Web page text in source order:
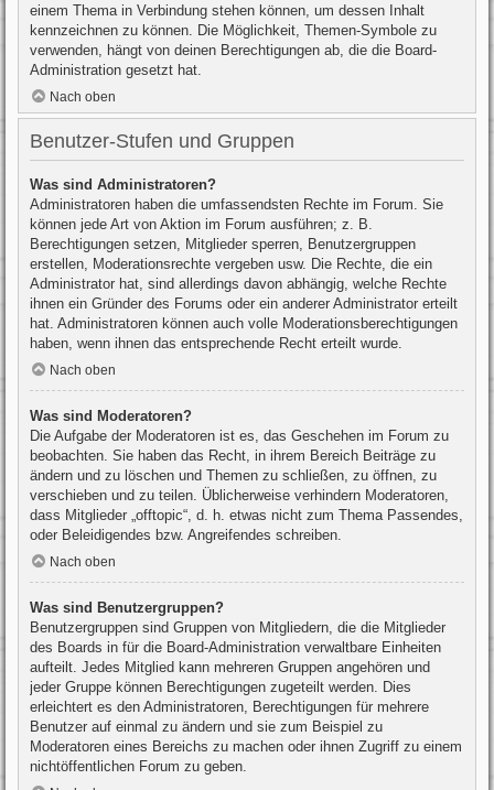
einem Thema in Verbindung stehen können, um dessen Inhalt
kennzeichnen zu können. Die Möglichkeit, Themen-Symbole zu
verwenden, hängt von deinen Berechtigungen ab, die die Board-
Administration gesetzt hat.
Nach oben
Benutzer-Stufen und Gruppen
Was sind Administratoren?
Administratoren haben die umfassendsten Rechte im Forum. Sie
können jede Art von Aktion im Forum ausführen; z. B.
Berechtigungen setzen, Mitglieder sperren, Benutzergruppen
erstellen, Moderationsrechte vergeben usw. Die Rechte, die ein
Administrator hat, sind allerdings davon abhängig, welche Rechte
ihnen ein Gründer des Forums oder ein anderer Administrator erteilt
hat. Administratoren können auch volle Moderationsberechtigungen
haben, wenn ihnen das entsprechende Recht erteilt wurde.
Nach oben
Was sind Moderatoren?
Die Aufgabe der Moderatoren ist es, das Geschehen im Forum zu
beobachten. Sie haben das Recht, in ihrem Bereich Beiträge zu
ändern und zu löschen und Themen zu schließen, zu öffnen, zu
verschieben und zu teilen. Üblicherweise verhindern Moderatoren,
dass Mitglieder „offtopic“, d. h. etwas nicht zum Thema Passendes,
oder Beleidigendes bzw. Angreifendes schreiben.
Nach oben
Was sind Benutzergruppen?
Benutzergruppen sind Gruppen von Mitgliedern, die die Mitglieder
des Boards in für die Board-Administration verwaltbare Einheiten
aufteilt. Jedes Mitglied kann mehreren Gruppen angehören und
jeder Gruppe können Berechtigungen zugeteilt werden. Dies
erleichtert es den Administratoren, Berechtigungen für mehrere
Benutzer auf einmal zu ändern und sie zum Beispiel zu
Moderatoren eines Bereichs zu machen oder ihnen Zugriff zu einem
nichtöffentlichen Forum zu geben.